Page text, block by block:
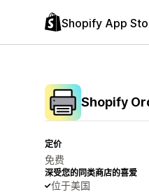
Shopify App
Shopify
定价
免费
深受您的同类商店的喜爱
位于美国